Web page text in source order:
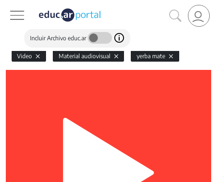
Incluir Archivo educ.ar
Video Material audiovisual yerba mate